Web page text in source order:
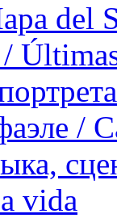
del
/
vida